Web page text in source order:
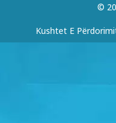
©
Kushtet E